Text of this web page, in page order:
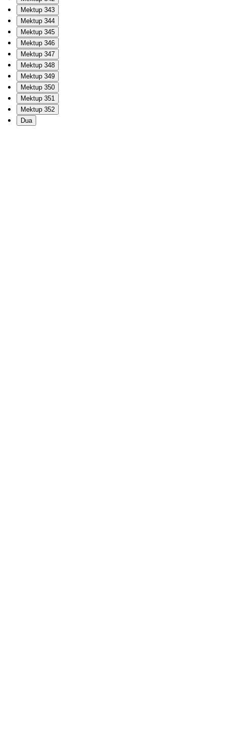
Mektup 343
Mektup 344
Mektup 345
Mektup 346
Mektup 347
Mektup 348
Mektup 349
Mektup 350
Mektup 351
Mektup 352
Dua